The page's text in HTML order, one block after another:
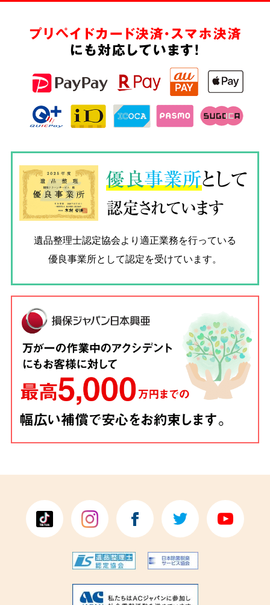
プリペイドカード決済・スマホ決済
にも対応しています!
優良事業所として
認定されています
遺品整理士認定協会より適正業務を行っている
優良事業所として認定を受けています。